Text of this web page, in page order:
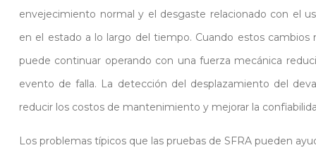
envejecimiento normal y el desgaste relacionado con el
en el estado a lo largo del tiempo. Cuando estos
puede continuar operando con una fuerza mecánica
evento de falla. La detección del desplazamiento del
reducir los costos de mantenimiento y mejorar la
Los problemas típicos que las pruebas de SFRA pueden